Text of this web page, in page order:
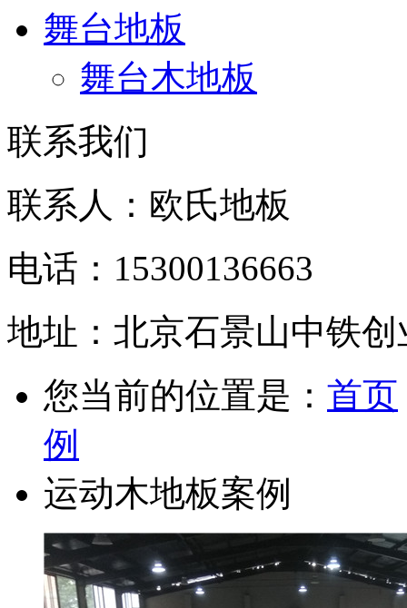
舞台地板
舞台木地板
联系我们
联系人：欧氏地板
电话：15300136663
地址：北京石景山中铁
您当前的位置是： 首页
例
运动木地板案例